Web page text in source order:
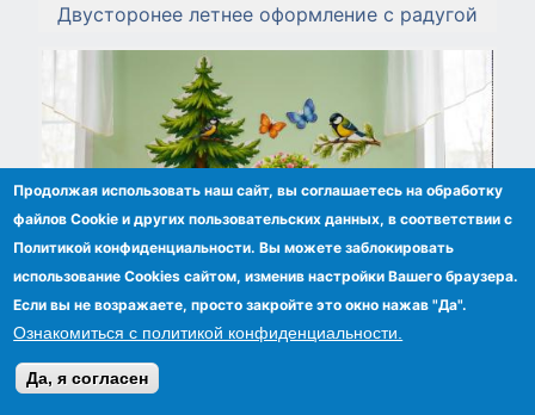
Двусторонее летнее оформление с радугой
Летнее оформление веранды или группы
Продолжая использовать наш сайт, вы соглашаетесь на обработку
файлов Сookie и других пользовательских данных, в соответствии с
Политикой конфиденциальности. Вы можете заблокировать
использование Cookies сайтом, изменив настройки Вашего браузера.
Если вы не возражаете, просто закройте это окно нажав "Да".
Ознакомиться с политикой конфиденциальности.
Да, я согласен